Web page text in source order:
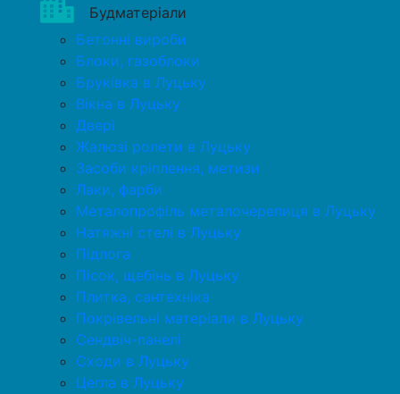
Будматеріали
Бетонні вироби
Блоки, газоблоки
Бруківка в Луцьку
Вікна в Луцьку
Двері
Жалюзі ролети в Луцьку
Засоби кріплення, метизи
Лаки, фарби
Металопрофіль металочерепиця в Луцьку
Натяжні стелі в Луцьку
Підлога
Пісок, щебінь в Луцьку
Плитка, сантехніка
Покрівельні матеріали в Луцьку
Сендвіч-панелі
Сходи в Луцьку
Цегла в Луцьку